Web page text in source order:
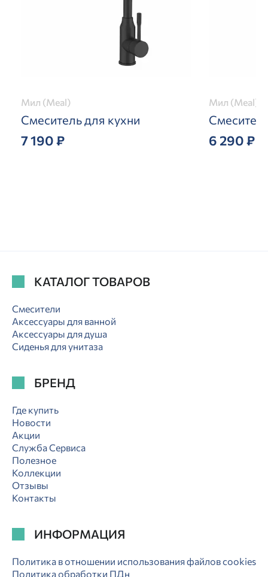
Мил (Meal)
Смеситель для кухни
7 190 ₽
Мил (Meal)
6 290 ₽
КАТАЛОГ ТОВАРОВ
Смесители
Аксессуары для ванной
Аксессуары для душа
Сиденья для унитаза
БРЕНД
Где купить
Новости
Акции
Служба Сервиса
Полезное
Коллекции
Отзывы
Контакты
ИНФОРМАЦИЯ
Политика в отношении использования файлов cookies
Политика обработки ПДн